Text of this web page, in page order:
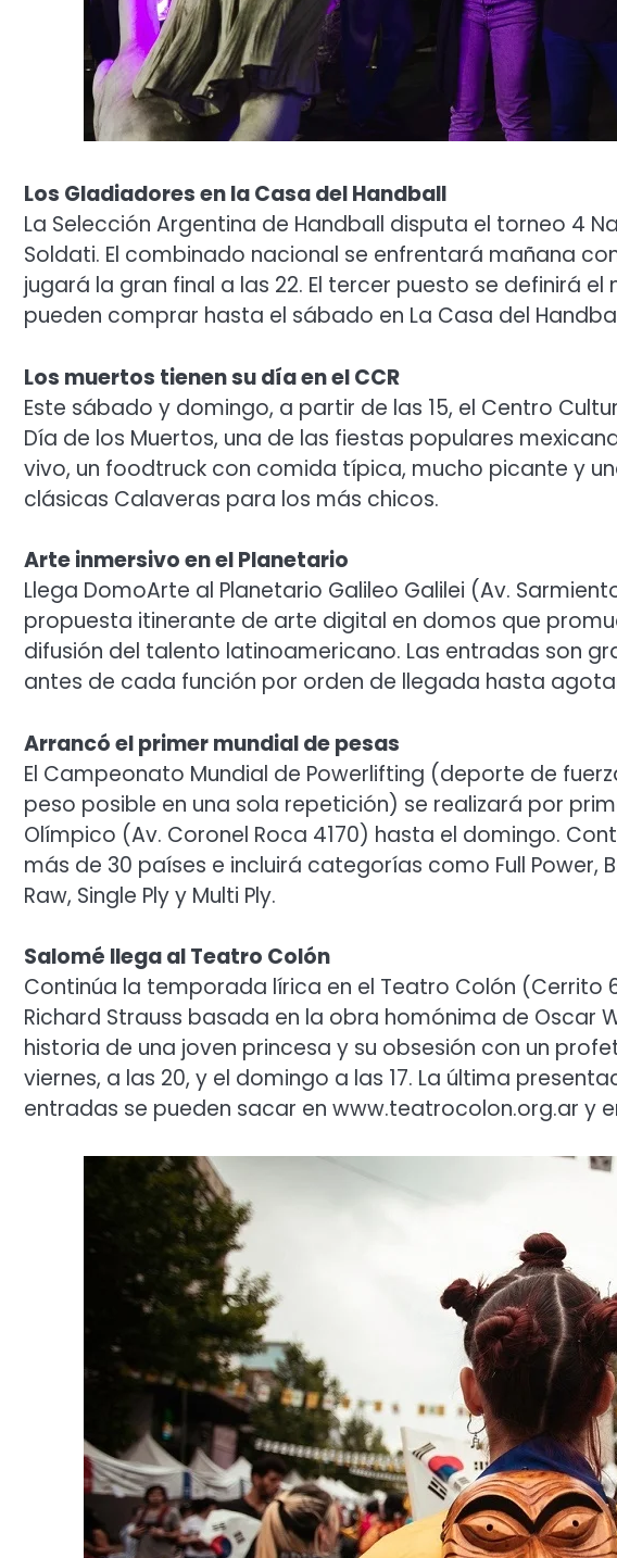
Los Gladiadores en la Casa del Handball
La Selección Argentina de Handball disputa el torneo 4
Soldati. El combinado nacional se enfrentará mañana
jugará la gran final a las 22. El tercer puesto se definirá
pueden comprar hasta el sábado en La Casa del
Los muertos tienen su día en el CCR
Este sábado y domingo, a partir de las 15, el Centro
Día de los Muertos, una de las fiestas populares
vivo, un foodtruck con comida típica, mucho picante y
clásicas Calaveras para los más chicos.
Arte inmersivo en el Planetario
Llega DomoArte al Planetario Galileo Galilei (Av.
propuesta itinerante de arte digital en domos que
difusión del talento latinoamericano. Las entradas son
antes de cada función por orden de llegada hasta
Arrancó el primer mundial de pesas
El Campeonato Mundial de Powerlifting (deporte de
peso posible en una sola repetición) se realizará por
Olímpico (Av. Coronel Roca 4170) hasta el domingo.
más de 30 países e incluirá categorías como Full Power,
Raw, Single Ply y Multi Ply.
Salomé llega al Teatro Colón
Continúa la temporada lírica en el Teatro Colón (Cerrito
Richard Strauss basada en la obra homónima de Oscar
historia de una joven princesa y su obsesión con un
viernes, a las 20, y el domingo a las 17. La última
entradas se pueden sacar en www.teatrocolon.org.ar y